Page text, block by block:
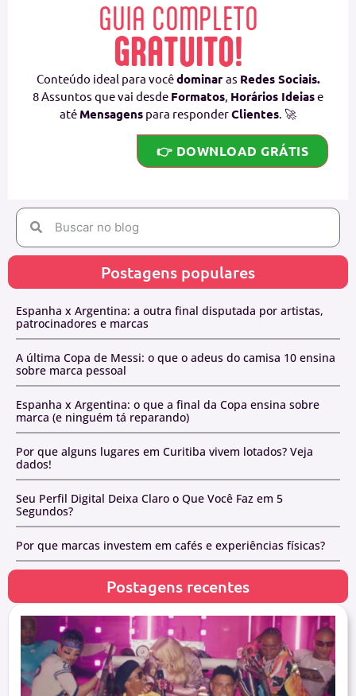
GUIA COMPLETO
GRATUITO!
Conteúdo ideal para vocêdominar as Redes Sociais.
8 Assuntos que vai desde Formatos, Horários Ideiase
até Mensagens para responderClientes. 🚀
👉 DOWNLOAD GRÁTIS
Postagens populares
Espanha x Argentina: a outra final disputada por artistas,
patrocinadores e marcas
A última Copa de Messi: o que o adeus do camisa 10 ensina
sobre marca pessoal
Espanha x Argentina: o que a final da Copa ensina sobre
marca (e ninguém tá reparando)
Por que alguns lugares em Curitiba vivem lotados? Veja
dados!
Seu Perfil Digital Deixa Claro o Que Você Faz em 5
Segundos?
Por que marcas investem em cafés e experiências físicas?
Postagens recentes